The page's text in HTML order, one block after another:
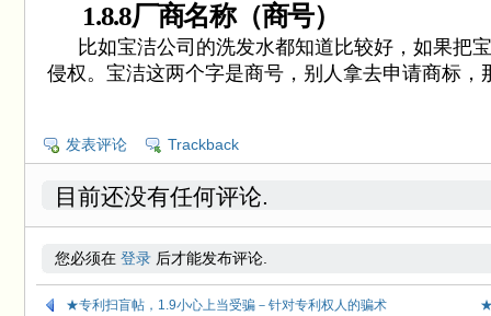
1.8.8厂商名称（商号）
比如宝洁公司的洗发水都知道比较好，如果把
侵权。宝洁这两个字是商号，别人拿去申请商标，
发表评论 Trackback
目前还没有任何评论.
您必须在 登录 后才能发布评论.
★专利扫盲帖，1.9小心上当受骗－针对专利权人的骗术 ★